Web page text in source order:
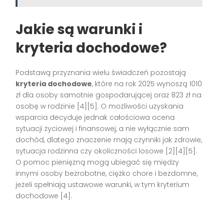
Jakie są warunki i
kryteria dochodowe?
Podstawą przyznania wielu świadczeń pozostają
kryteria dochodowe, które na rok 2025 wynoszą 1010
zł dla osoby samotnie gospodarującej oraz 823 zł na
osobę w rodzinie [4][5]. O możliwości uzyskania
wsparcia decyduje jednak całościowa ocena
sytuacji życiowej i finansowej, a nie wyłącznie sam
dochód, dlatego znaczenie mają czynniki jak zdrowie,
sytuacja rodzinna czy okoliczności losowe [2][4][5].
O pomoc pieniężną mogą ubiegać się między
innymi osoby bezrobotne, ciężko chore i bezdomne,
jeżeli spełniają ustawowe warunki, w tym kryterium
dochodowe [4].